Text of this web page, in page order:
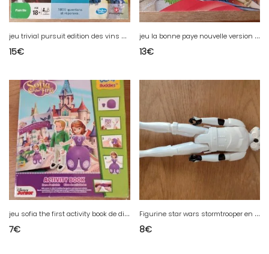
j
eu trivial pursuit edition des vins en bon etat
15€
j
eu la bonne paye nouvelle version mais qui paiera la facture en bon etat
13€
j
eu sofia the first activity book de disney junior neuf
7€
F
igurine star wars stormtrooper en bon etat hauteur 30cm
8€